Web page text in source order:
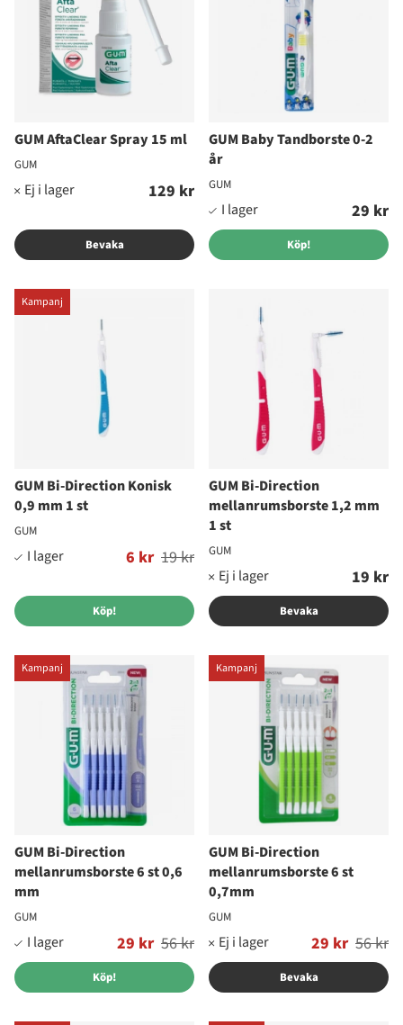
GUM AftaClear Spray 15 ml
GUM
129 kr
Bevaka
GUM Baby Tandborste 0-2
år
GUM
29 kr
Köp!
Kampanj
GUM Bi-Direction Konisk
0,9 mm 1 st
GUM
6 kr
Ordinarie pris: 19 kr
Köp!
GUM Bi-Direction
mellanrumsborste 1,2 mm
1 st
GUM
19 kr
Bevaka
Kampanj
GUM Bi-Direction
mellanrumsborste 6 st 0,6
mm
GUM
29 kr
Ordinarie pris: 56 kr
Köp!
Kampanj
GUM Bi-Direction
mellanrumsborste 6 st
0,7mm
GUM
29 kr
Ordinarie pris: 56 kr
Bevaka